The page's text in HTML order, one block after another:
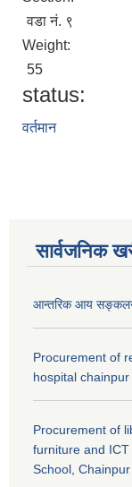
वडा नं. ९
Weight:
55
status:
वर्तमान
सार्वजनिक
आन्तरिक आय
Procurement of
hospital chainpur
Procurement of
furniture and
School, Chainpur